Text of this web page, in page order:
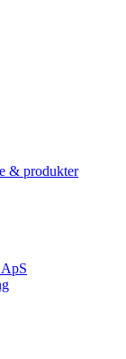
& produkter